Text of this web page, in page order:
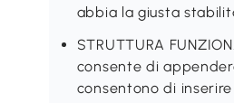
abbia la giusta
STRUTTURA
consente di
consentono di